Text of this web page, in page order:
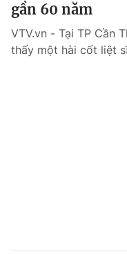
gần 60 năm
VTV.vn - Tại TP Cần
thấy một hài cốt liệt